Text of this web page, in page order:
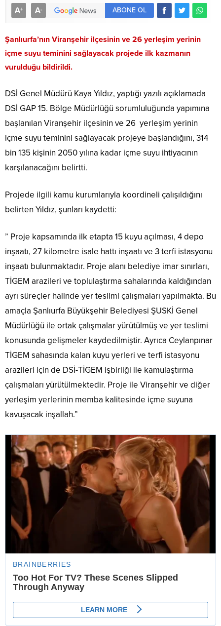
A+ A- ABONE OL
Şanlıurfa’nın Viranşehir ilçesinin ve 26 yerleşim yerinin
içme suyu teminini sağlayacak projede ilk kazmanın
vurulduğu bildirildi.
DSİ Genel Müdürü Kaya Yıldız, yaptığı yazılı açıklamada
DSİ GAP 15. Bölge Müdürlüğü sorumluluğunda yapımına
başlanılan Viranşehir ilçesinin ve 26 yerleşim yerinin
içme suyu teminini sağlayacak projeye başlandığını, 314
bin 135 kişinin 2050 yılına kadar içme suyu ihtiyacının
karşılanacağını belirtti.
Projede ilgili kamu kurumlarıyla koordineli çalışıldığını
belirten Yıldız, şunları kaydetti:
” Proje kapsamında ilk etapta 15 kuyu açılması, 4 depo
inşaatı, 27 kilometre isale hattı inşaatı ve 3 terfi istasyonu
inşaatı bulunmaktadır. Proje alanı belediye imar sınırları,
TİGEM arazileri ve toplulaştırma sahalarında kaldığından
ayrı süreçler halinde yer teslimi çalışmaları yapılmakta. Bu
amaçla Şanlıurfa Büyükşehir Belediyesi ŞUSKİ Genel
Müdürlüğü ile ortak çalışmalar yürütülmüş ve yer teslimi
konusunda gelişmeler kaydedilmiştir. Ayrıca Ceylanpınar
TİGEM sahasında kalan kuyu yerleri ve terfi istasyonu
arazileri için de DSİ-TİGEM işbirliği ile kamulaştırma
çalışmaları yürütülmektedir. Proje ile Viranşehir ve diğer
yerleşim yerlerinin memba kalitesinde içme suyuna
kavuşacak inşallah.”